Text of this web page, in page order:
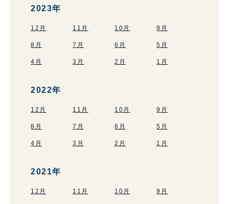
2023年
12月 11月 10月 9月
8月 7月 6月 5月
4月 3月 2月 1月
2022年
12月 11月 10月 9月
8月 7月 6月 5月
4月 3月 2月 1月
2021年
12月 11月 10月 9月